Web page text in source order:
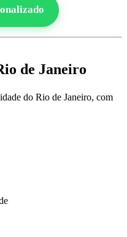
de Janeiro
do Rio de Janeiro, com